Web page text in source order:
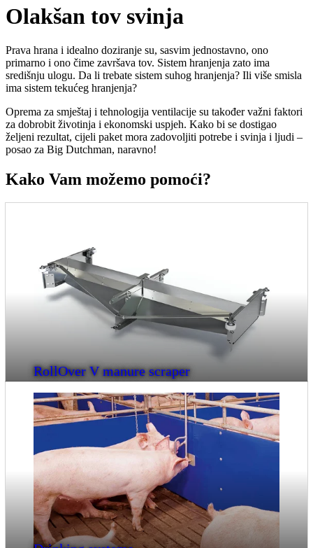
Olakšan tov svinja
Prava hrana i idealno doziranje su, sasvim jednostavno, ono
primarno i ono čime završava tov. Sistem hranjenja zato ima
središnju ulogu. Da li trebate sistem suhog hranjenja? Ili više smisla
ima sistem tekućeg hranjenja?
Oprema za smještaj i tehnologija ventilacije su također važni faktori
za dobrobit životinja i ekonomski uspjeh. Kako bi se dostigao
željeni rezultat, cijeli paket mora zadovoljiti potrebe i svinja i ljudi –
posao za Big Dutchman, naravno!
Kako Vam možemo pomoći?
RollOver V manure scraper